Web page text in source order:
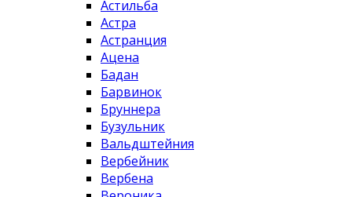
Астильба
Астра
Астранция
Ацена
Бадан
Барвинок
Бруннера
Бузульник
Вальдштейния
Вербейник
Вербена